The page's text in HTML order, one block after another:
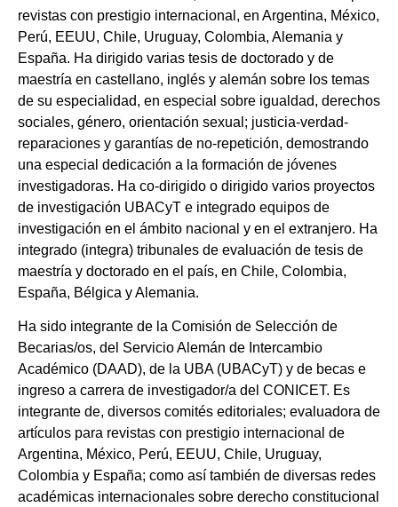
revistas con prestigio internacional, en Argentina, México,
Perú, EEUU, Chile, Uruguay, Colombia, Alemania y
España. Ha dirigido varias tesis de doctorado y de
maestría en castellano, inglés y alemán sobre los temas
de su especialidad, en especial sobre igualdad, derechos
sociales, género, orientación sexual; justicia-verdad-
reparaciones y garantías de no-repetición, demostrando
una especial dedicación a la formación de jóvenes
investigadoras. Ha co-dirigido o dirigido varios proyectos
de investigación UBACyT e integrado equipos de
investigación en el ámbito nacional y en el extranjero. Ha
integrado (integra) tribunales de evaluación de tesis de
maestría y doctorado en el país, en Chile, Colombia,
España, Bélgica y Alemania.
Ha sido integrante de la Comisión de Selección de
Becarias/os, del Servicio Alemán de Intercambio
Académico (DAAD), de la UBA (UBACyT) y de becas e
ingreso a carrera de investigador/a del CONICET. Es
integrante de, diversos comités editoriales; evaluadora de
artículos para revistas con prestigio internacional de
Argentina, México, Perú, EEUU, Chile, Uruguay,
Colombia y España; como así también de diversas redes
académicas internacionales sobre derecho constitucional